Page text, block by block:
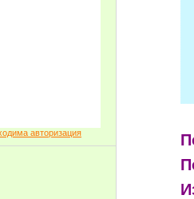
авторизация